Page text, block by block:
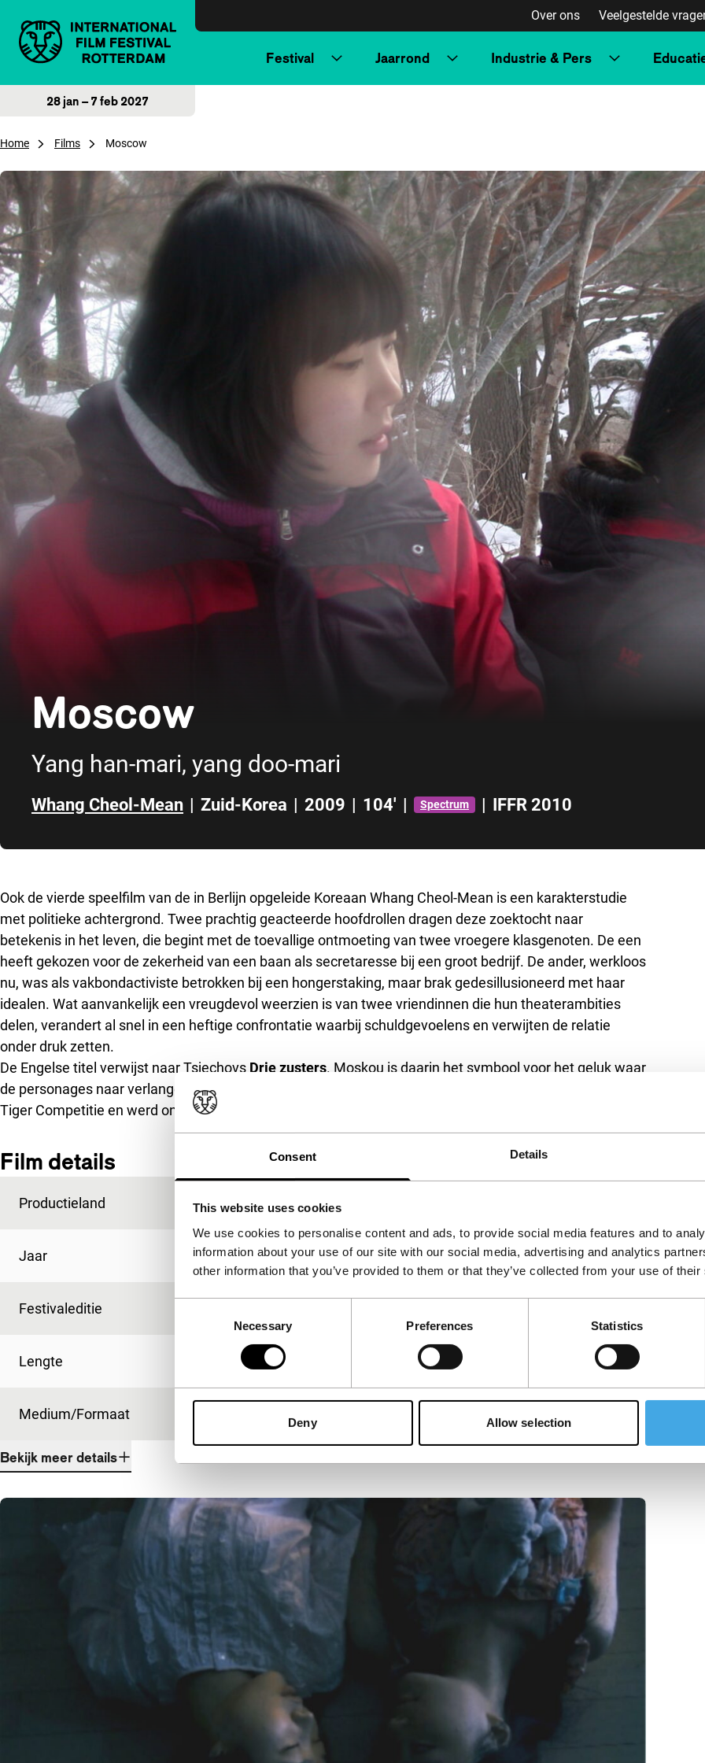
Consent Details
This website uses cookies
We use cookies to personalise content and ads, to provide social media features and to
information about your use of our site with our social media, advertising and analytics
other information that you’ve provided to them or that they’ve collected from your use of
Necessary Preferences Statistics
Deny Allow selection
Over ons Veelgestelde
Festival Jaarrond Industrie & Pers
28 jan – 7 feb 2027
Home Films Moscow
Moscow
Yang han-mari, yang doo-mari
Whang Cheol-Mean | Zuid-Korea | 2009 | 104' | Spectrum | IFFR 2010
Ook de vierde speelfilm van de in Berlijn opgeleide Koreaan Whang Cheol-Mean is een karakterstudie
met politieke achtergrond. Twee prachtig geacteerde hoofdrollen dragen deze zoektocht naar
betekenis in het leven, die begint met de toevallige ontmoeting van twee vroegere klasgenoten. De een
heeft gekozen voor de zekerheid van een baan als secretaresse bij een groot bedrijf. De ander, werkloos
nu, was als vakbondactiviste betrokken bij een hongerstaking, maar brak gedesillusioneerd met haar
idealen. Wat aanvankelijk een vreugdevol weerzien is van twee vriendinnen die hun theaterambities
delen, verandert al snel in een heftige confrontatie waarbij schuldgevoelens en verwijten de relatie
onder druk zetten.
De Engelse titel verwijst naar Tsjechovs Drie zusters. Moskou is daarin het symbool voor het geluk waar
de personages naar verlangen. Whangs tweede speelfilm
Tiger Competitie en werd onderscheiden met de FIPRESCI-prijs van de internationale filmkritiek.
Film details
Productieland Zuid-Korea
Jaar 2009
Festivaleditie
Lengte 104'
Medium/Formaat
Bekijk meer details